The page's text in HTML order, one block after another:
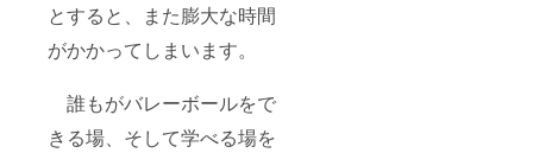
とすると、また膨大な時間
がかかってしまいます。
誰もがバレーボールをで
きる場、そして学べる場を